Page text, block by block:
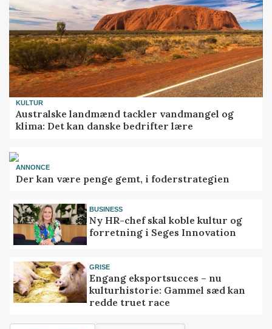
KULTUR
Australske landmænd tackler vandmangel og
klima: Det kan danske bedrifter lære
ANNONCE
Der kan være penge gemt, i foderstrategien
BUSINESS
Ny HR-chef skal koble kultur og
forretning i Seges Innovation
GRISE
Engang eksportsucces – nu
kulturhistorie: Gammel sæd kan
redde truet race